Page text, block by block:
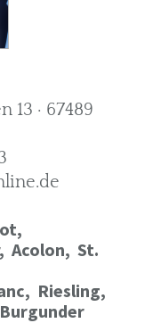
13 · 67489
Acolon, St.
Riesling,